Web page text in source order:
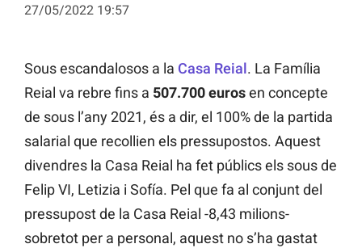
27/05/2022 19:57
Sous escandalosos a la Casa Reial. La Família
Reial va rebre fins a 507.700 eurosen concepte
de sous l’any 2021, és a dir, el 100% de la partida
salarial que recollien els pressupostos. Aquest
divendres la Casa Reial ha fet públics els sous de
Felip VI, Letizia i Sofía. Pel que fa al conjunt del
pressupost de la Casa Reial -8,43 milions-
sobretot per a personal, aquest no s’ha gastat